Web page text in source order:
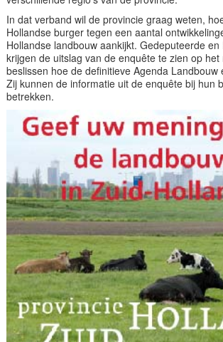
In dat verband wil de provincie graag weten,
Hollandse burger tegen een aantal
Hollandse landbouw aankijkt. Gedeputeerde en
krijgen de uitslag van de enquête te zien op
beslissen hoe de definitieve Agenda Landbouw
Zij kunnen de informatie uit de enquête bij hun
betrekken.